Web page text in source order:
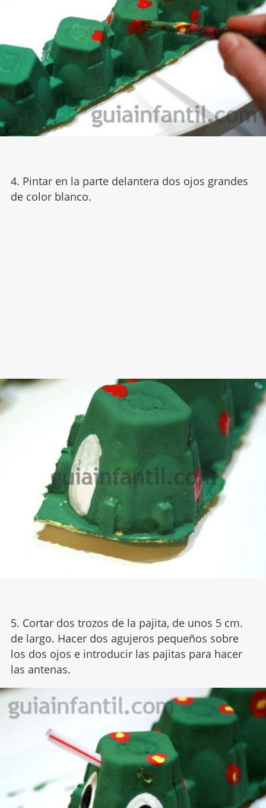
4. Pintar en la parte delantera dos ojos grandes
de color blanco.
5. Cortar dos trozos de la pajita, de unos 5 cm.
de largo. Hacer dos agujeros pequeños sobre
los dos ojos e introducir las pajitas para hacer
las antenas.